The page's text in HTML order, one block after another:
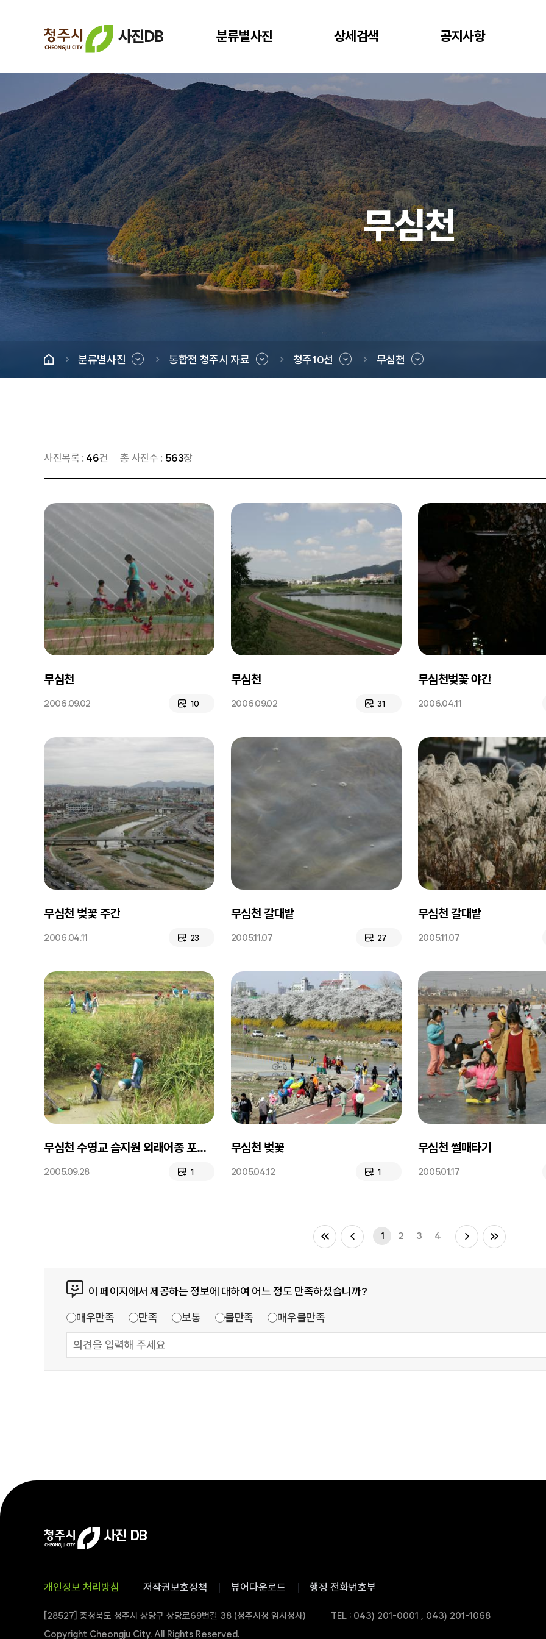
사진DB 분류별사진 상세검색 공지사항
무심천
분류별사진 통합전 청주시 자료 청주10선 무심천
사진목록 : 46건 총 사진수 : 563장
무심천
2006.09.02 10
무심천
2006.09.02 31
무심천벚꽃 야간
2006.04.11
무심천 벚꽃 주간
2006.04.11 23
무심천 갈대밭
2005.11.07 27
무심천 갈대밭
2005.11.07
무심천 수영교 습지원 외래어종 포획 캠페인
2005.09.28 1
무심천 벚꽃
2005.04.12 1
무심천 썰매타기
2005.01.17
1 2 3 4
이 페이지에서 제공하는 정보에 대하여 어느 정도 만족하셨습니까?
매우만족 만족 보통 불만족 매우불만족
개인정보 처리방침 저작권보호정책 뷰어다운로드 행정 전화번호부
[28527] 충청북도 청주시 상당구 상당로69번길 38 (청주시청 임시청사)
TEL : 043) 201-0001 , 043) 201-1068
Copyright Cheongju City. All Rights Reserved.